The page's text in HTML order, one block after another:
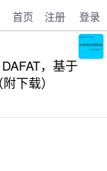
首页 注册 登录
，基于
下载）